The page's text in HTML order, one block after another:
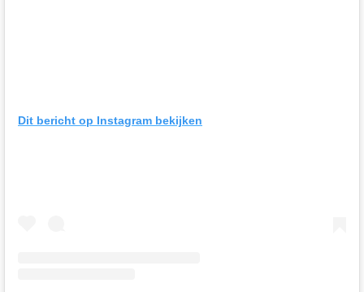
Dit bericht op Instagram bekijken